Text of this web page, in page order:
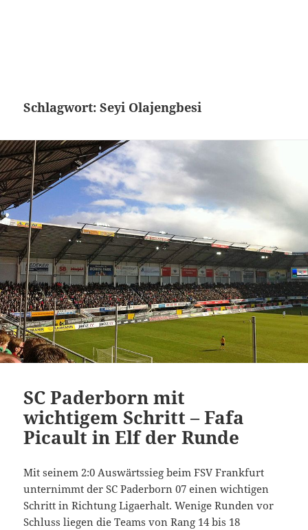
Schlagwort:Seyi Olajengbesi
SC Paderborn mit
wichtigem Schritt – Fafa
Picault in Elf der Runde
Mit seinem 2:0 Auswärtssieg beim FSV Frankfurt
unternimmt der SC Paderborn 07 einen wichtigen
Schritt in Richtung Ligaerhalt. Wenige Runden vor
Schluss liegen die Teams von Rang 14 bis 18